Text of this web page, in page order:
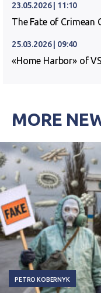
23.05.2026 | 11:10
The Fate of Crimean
25.03.2026 | 09:40
«Home Harbor» of
MORE
PETRO KOBERNYK